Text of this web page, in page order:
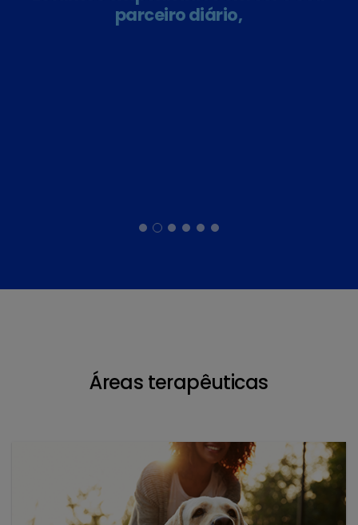
parceiro diário,
Áreas terapêuticas